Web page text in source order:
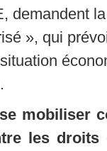
demandent
», qui
mobiliser
les droits